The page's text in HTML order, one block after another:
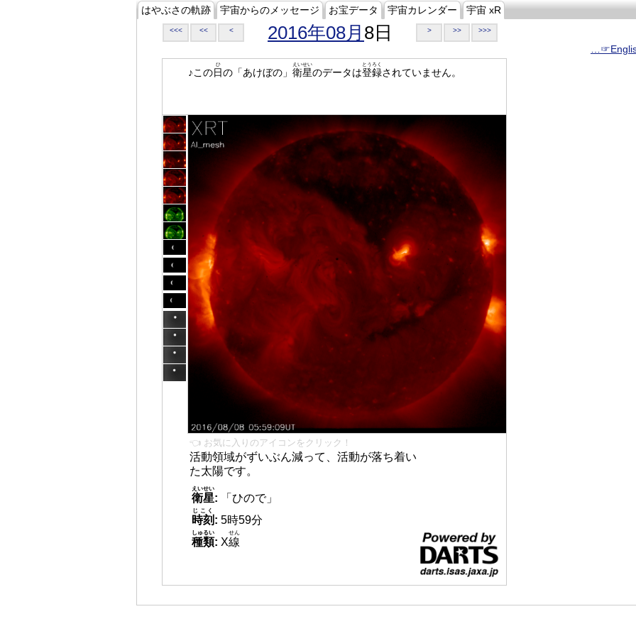
はやぶさの軌跡 宇宙からのメッセージ お宝データ 宇宙カレンダー 宇宙 xR
<<< << < 2016年08月 8日 > >> >>>
♪この日
ひ
の「あけぼの」 衛星
えいせい
のデータは登録
とうろく
されていません。
👈 お気に入りのアイコンをクリック！
活動領域がずいぶん減って、活動が落ち着い
た太陽です。
衛星
えいせい
:
「ひので」
時刻
じこく
: 5時59分
種類
しゅるい
: X線
せん